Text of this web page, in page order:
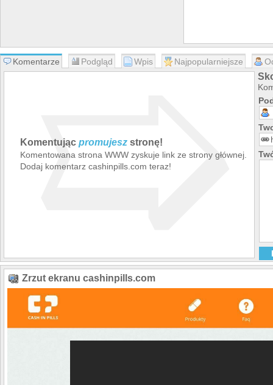
Komentarze Podgląd Wpis Najpopularniejsze
Komentując promujesz stronę!
Komentowana strona WWW zyskuje link ze strony głównej.
Dodaj komentarz cashinpills.com teraz!
➯
Zrzut ekranu cashinpills.com